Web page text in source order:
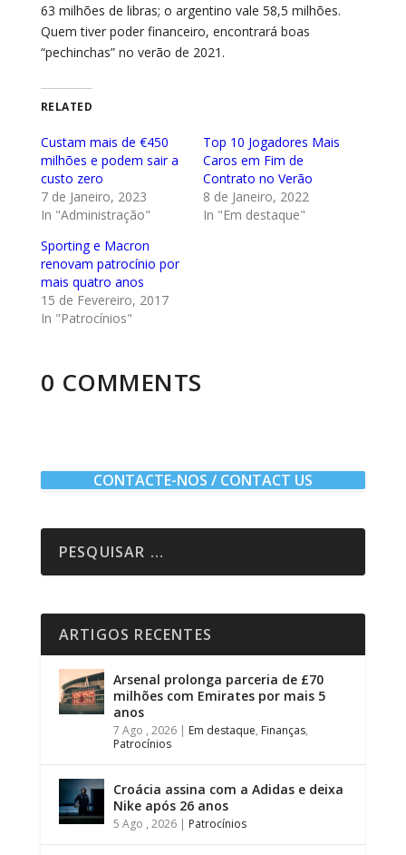
63 milhões de libras; o argentino vale 58,5 milhões.
Quem tiver poder financeiro, encontrará boas
“pechinchas” no verão de 2021.
RELATED
Custam mais de €450
milhões e podem sair a
custo zero
7 de Janeiro, 2023
In "Administração"
Top 10 Jogadores Mais
Caros em Fim de
Contrato no Verão
8 de Janeiro, 2022
In "Em destaque"
Sporting e Macron
renovam patrocínio por
mais quatro anos
15 de Fevereiro, 2017
In "Patrocínios"
0 COMMENTS
CONTACTE-NOS / CONTACT US
ARTIGOS RECENTES
Arsenal prolonga parceria de £70
milhões com Emirates por mais 5
anos
7 Ago , 2026| Em destaque, Finanças,
Patrocínios
Croácia assina com a Adidas e deixa
Nike após 26 anos
5 Ago , 2026| Patrocínios